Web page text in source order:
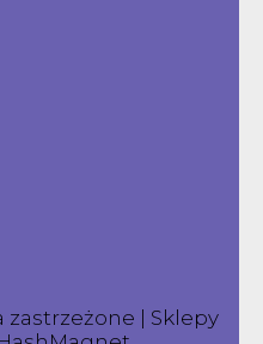
zastrzeżone | Sklepy